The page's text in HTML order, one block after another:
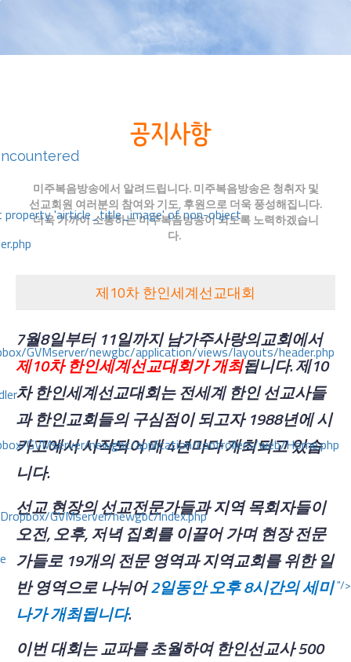
property 'airticle_title_image' of non-object
GVMserver/newgbc/application/views/layouts/header.php
GVMserver/newgbc/application/controllers/web/Home.php
GVMserver/newgbc/index.php
"/>
미주복음방송에서 알려드립니다. 미주복음방송은 청취자 및
선교회원 여러분의 참여와 기도, 후원으로 더욱 풍성해집니다.
더욱 가까이 소통하는 미주복음방송이 되도록 노력하겠습니
다.
제10차 한인세계선교대회
7월8일부터11일까지 남가주사랑의교회에서
제10차 한인세계선교대회가개최됩니다.제10
차 한인세계선교대회는전세계 한인선교사들
과 한인교회들의 구심점이되고자1988년에시
카고에서시작되어매4년마다개최되고있습
니다.
선교현장의선교전문가들과지역목회자들이
오전,오후,저녁집회를 이끌어가며 현장전문
가들로19개의전문 영역과지역교회를위한 일
반 영역으로나뉘어2일동안오후8시간의세미
나가개최됩니다.
이번대회는교파를초월하여 한인선교사500